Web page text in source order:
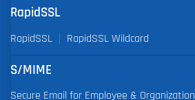
RapidSSL
RapidSSL RapidSSL Wildcard
S/MIME
Secure Email for Employee & Organization